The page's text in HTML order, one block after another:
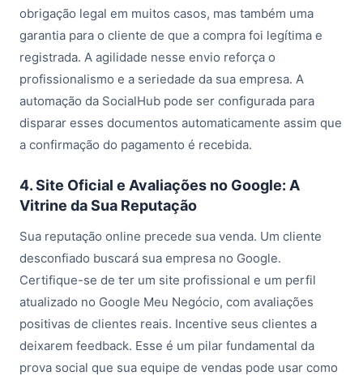
obrigação legal em muitos casos, mas também uma
garantia para o cliente de que a compra foi legítima e
registrada. A agilidade nesse envio reforça o
profissionalismo e a seriedade da sua empresa. A
automação da SocialHub pode ser configurada para
disparar esses documentos automaticamente assim que
a confirmação do pagamento é recebida.
4. Site Oficial e Avaliações no Google: A
Vitrine da Sua Reputação
Sua reputação online precede sua venda. Um cliente
desconfiado buscará sua empresa no Google.
Certifique-se de ter um site profissional e um perfil
atualizado no Google Meu Negócio, com avaliações
positivas de clientes reais. Incentive seus clientes a
deixarem feedback. Esse é um pilar fundamental da
prova social que sua equipe de vendas pode usar como